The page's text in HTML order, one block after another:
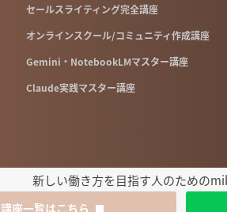
セールスライティング完全講座
オンラインスクール/コミュニティ作成講座
Gemini・NotebookLMマスター講座
Claude実践マスター講座
新しい働き方を目指す人のための
講座一覧はこちら